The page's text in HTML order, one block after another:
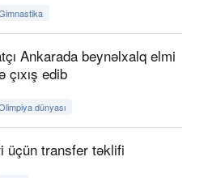
Ankarada beynəlxalq elmi
edib
dünyası
üçün transfer təklifi